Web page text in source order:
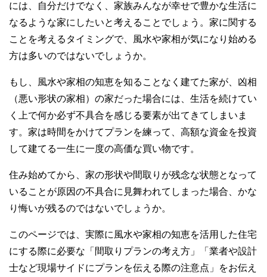
には、自分だけでなく、家族みんなが幸せで豊かな生活に
なるような家にしたいと考えることでしょう。家に関する
ことを考えるタイミングで、風水や家相が気になり始める
方は多いのではないでしょうか。
もし、風水や家相の知恵を知ることなく建てた家が、凶相
（悪い形状の家相）の家だった場合には、生活を続けてい
く上で何か必ず不具合を感じる要素が出てきてしまいま
す。家は時間をかけてプランを練って、高額な資金を投資
して建てる一生に一度の高価な買い物です。
住み始めてから、家の形状や間取りが残念な状態となって
いることが原因の不具合に見舞われてしまった場合、かな
り悔いが残るのではないでしょうか。
このページでは、実際に風水や家相の知恵を活用した住宅
にする際に必要な「間取りプランの考え方」「業者や設計
士など現場サイドにプランを伝える際の注意点」をお伝え